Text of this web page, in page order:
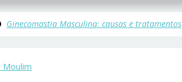
Ginecomastia Masculina: causas e tratamentos
Moulim